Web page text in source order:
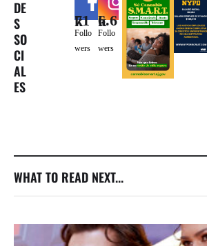
DE
S
SO
CI
AL
ES
71k
Follo
wers
6.6k
Follo
wers
WHAT TO READ NEXT...